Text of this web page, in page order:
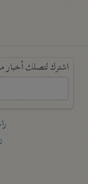
اشترك لتصلك أخبار